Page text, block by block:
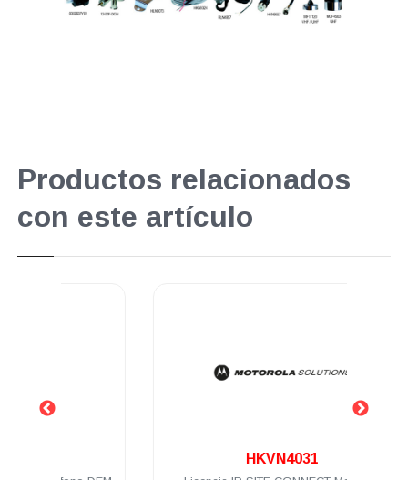
Productos relacionados
con este artículo